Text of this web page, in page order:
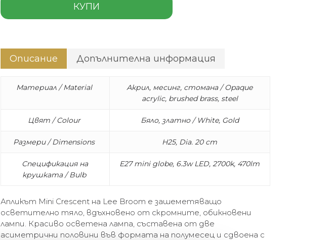
КУПИ
Описание Допълнителна информация
Материал / Material
Акрил, месинг, стомана / Opaque
acrylic, brushed brass, steel
Цвят / Colour Бяло, златно / White, Gold
Размери / Dimensions H25, Dia. 20 cm
Спецификация на
крушката / Bulb
E27 mini globe, 6.3w LED, 2700k, 470lm
Апликът Mini Crescent на Lee Broom е зашеметяващо
осветително тяло, вдъхновено от скромните, обикновени
лампи. Красиво осветена лампа, съставена от две
асиметрични половини във формата на полумесец и сдвоена с